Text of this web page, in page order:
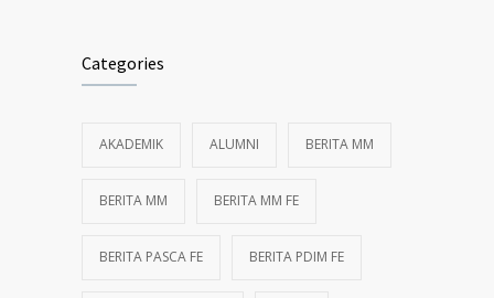
Categories
AKADEMIK ALUMNI BERITA MM
BERITA MM BERITA MM FE
BERITA PASCA FE BERITA PDIM FE